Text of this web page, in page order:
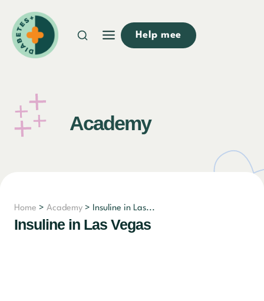
naar
inhoud
Help mee
Academy
Home > Academy > Insuline in Las...
Insuline in Las Vegas